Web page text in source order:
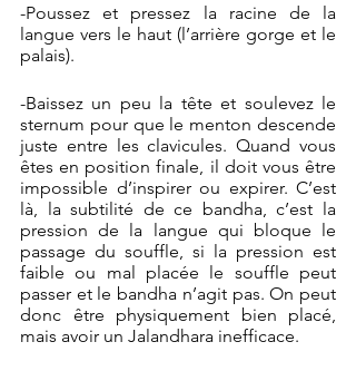
-Poussez et pressez la racine de la
langue vers le haut (l’arrière gorge et le
palais).
-Baissez un peu la tête et soulevez le
sternum pour que le menton descende
juste entre les clavicules. Quand vous
êtes en position finale, il doit vous être
impossible d’inspirer ou expirer. C’est
là, la subtilité de ce bandha, c’est la
pression de la langue qui bloque le
passage du souffle, si la pression est
faible ou mal placée le souffle peut
passer et le bandha n’agit pas. On peut
donc être physiquement bien placé,
mais avoir un Jalandhara inefficace.